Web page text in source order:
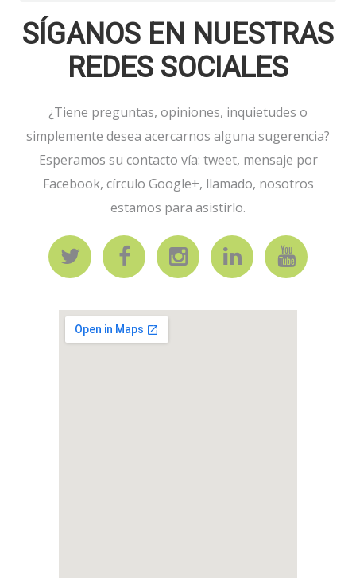
SÍGANOS EN NUESTRAS
REDES SOCIALES
¿Tiene preguntas, opiniones, inquietudes o
simplemente desea acercarnos alguna sugerencia?
Esperamos su contacto vía: tweet, mensaje por
Facebook, círculo Google+, llamado, nosotros
estamos para asistirlo.